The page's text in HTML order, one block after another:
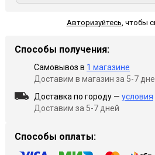
Авторизуйтесь, чтобы
Способы получения:
Самовывоз в 1 магазине
Доставим в магазин за 5-7
Доставка по городу — условия
Доставим за 5-7 дней
Способы оплаты: